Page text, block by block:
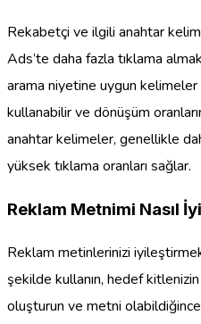
Rekabetçi ve ilgili anahtar
Ads’te daha fazla tıklama
arama niyetine uygun
kullanabilir ve dönüşüm
anahtar kelimeler, genellikle
yüksek tıklama oranları sağlar.
Reklam Metnimi Nasıl
Reklam metinlerinizi
şekilde kullanın, hedef
oluşturun ve metni